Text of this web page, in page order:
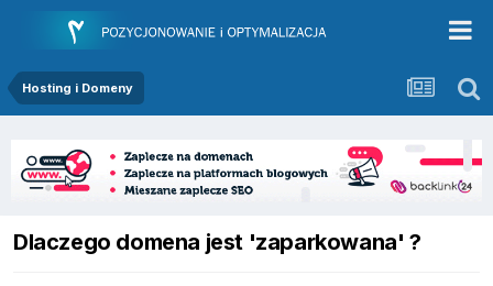
Hosting i Domeny
Dlaczego domena jest 'zaparkowana' ?